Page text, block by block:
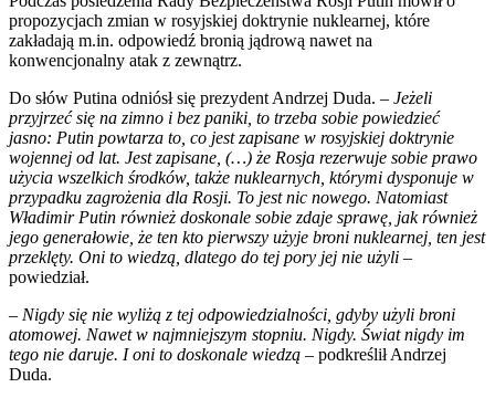
propozycjach zmian w rosyjskiej doktrynie nuklearnej, które
zakładają m.in. odpowiedź bronią jądrową nawet na
konwencjonalny atak z zewnątrz.
Do słów Putina odniósł się prezydent Andrzej Duda. – Jeżeli
przyjrzeć się na zimno i bez paniki, to trzeba sobie powiedzieć
jasno: Putin powtarza to, co jest zapisane w rosyjskiej doktrynie
wojennej od lat. Jest zapisane, (…) że Rosja rezerwuje sobie prawo
użycia wszelkich środków, także nuklearnych, którymi dysponuje w
przypadku zagrożenia dla Rosji. To jest nic nowego. Natomiast
Władimir Putin również doskonale sobie zdaje sprawę, jak również
jego generałowie, że ten kto pierwszy użyje broni nuklearnej, ten jest
przeklęty. Oni to wiedzą, dlatego do tej pory jej nie użyli –
powiedział.
– Nigdy się nie wyliżą z tej odpowiedzialności, gdyby użyli broni
atomowej. Nawet w najmniejszym stopniu. Nigdy. Świat nigdy im
tego nie daruje. I oni to doskonale wiedzą – podkreślił Andrzej
Duda.